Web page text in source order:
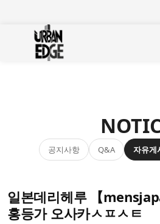
공지사항 Q&A 자유게
일본데리헤루 【
홍등가 오사카ㅅㅍㅅㅌ